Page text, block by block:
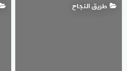
طريق النجاح